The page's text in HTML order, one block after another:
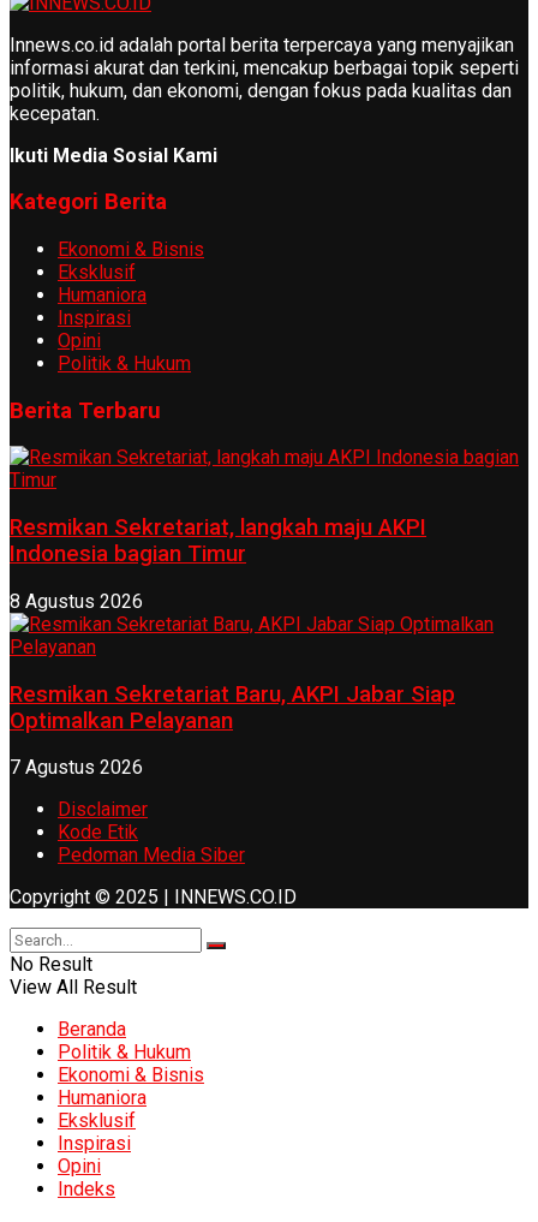
Innews.co.id adalah portal berita terpercaya yang menyajikan
informasi akurat dan terkini, mencakup berbagai topik seperti
politik, hukum, dan ekonomi, dengan fokus pada kualitas dan
kecepatan.
Ikuti Media Sosial Kami
Kategori Berita
Ekonomi & Bisnis
Eksklusif
Humaniora
Inspirasi
Opini
Politik & Hukum
Berita Terbaru
Resmikan Sekretariat, langkah maju AKPI
Indonesia bagian Timur
8 Agustus 2026
Resmikan Sekretariat Baru, AKPI Jabar Siap
Optimalkan Pelayanan
7 Agustus 2026
Disclaimer
Kode Etik
Pedoman Media Siber
Copyright © 2025 | INNEWS.CO.ID
No Result
View All Result
Beranda
Politik & Hukum
Ekonomi & Bisnis
Humaniora
Eksklusif
Inspirasi
Opini
Indeks